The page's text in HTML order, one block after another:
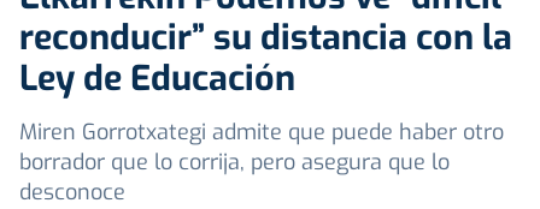
reconducir” su distancia con la
Ley de Educación
Miren Gorrotxategi admite que puede haber otro
borrador que lo corrija, pero asegura que lo
desconoce